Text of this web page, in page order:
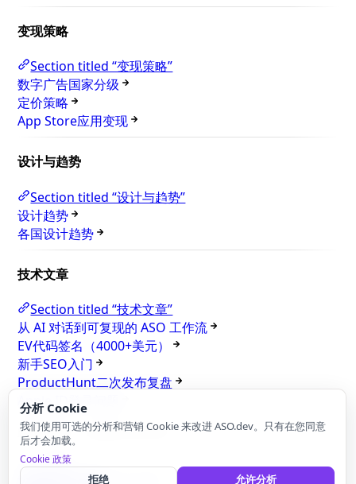
变现策略
Section titled “变现策略”
数字广告国家分级
定价策略
App Store应用变现
设计与趋势
Section titled “设计与趋势”
设计趋势
各国设计趋势
技术文章
Section titled “技术文章”
从 AI 对话到可复现的 ASO 工作流
EV代码签名（4000+美元）
新手SEO入门
ProductHunt二次发布复盘
Apple ID登录问题
最近更新：2026年7月27日
上一页
分析 Cookie
我们使用可选的分析和营销 Cookie 来改进 ASO.dev。只有在您同意
后才会加载。
Cookie 政策
拒绝 允许分析